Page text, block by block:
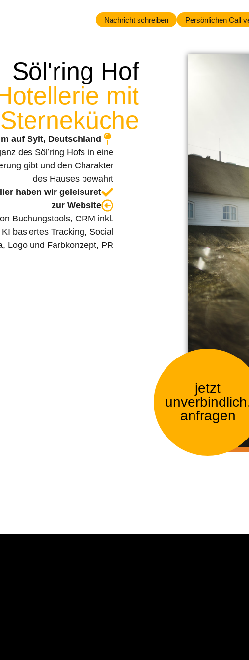
Nachricht schreiben Persönlichen Call
Söl'ring Hof
mit
Sterneküche
auf Sylt, Deutschland
des Söl’ring Hofs in eine
gibt und den Charakter
des Hauses bewahrt
haben wir geleisuret
zur Website
Buchungstools, CRM inkl.
basiertes Tracking, Social
Logo und Farbkonzept, PR
jetzt
anfragen